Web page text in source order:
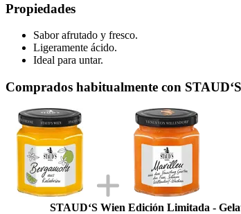
Propiedades
Sabor afrutado y fresco.
Ligeramente ácido.
Ideal para untar.
Comprados habitualmente con
STAUD‘S Wien Edición Limitada -